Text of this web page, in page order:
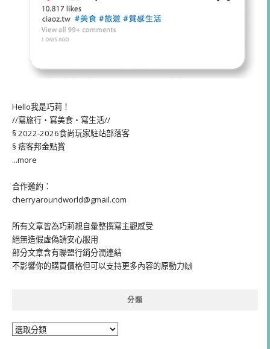
Hello我是巧莉！
//寫旅行・寫美食・寫生活//
§ 2022-2026食尚玩家駐站部落客
§ 痞客邦金點賞
...more
合作邀約：
cherryaroundworld@gmail.com
所有文章皆為巧莉親自彙整撰寫主觀感受
絕無造假虛偽請安心服用
部分文章含有聯盟行銷分潤連結
不影響你的購買價格但可以支持更多內容的原動力🙌
分類
分